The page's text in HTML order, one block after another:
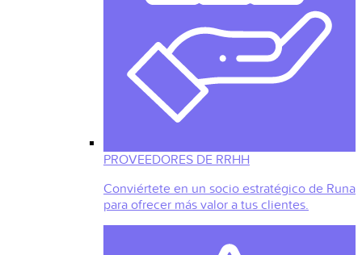
PROVEEDORES DE RRHH
Conviértete en un socio estratégico de Runa
para ofrecer más valor a tus clientes.